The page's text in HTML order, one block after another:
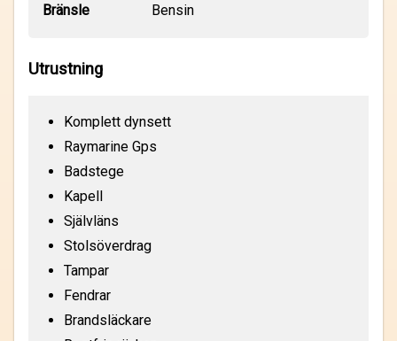
Bränsle
Bensin
Utrustning
Komplett dynsett
Raymarine Gps
Badstege
Kapell
Självläns
Stolsöverdrag
Tampar
Fendrar
Brandsläckare